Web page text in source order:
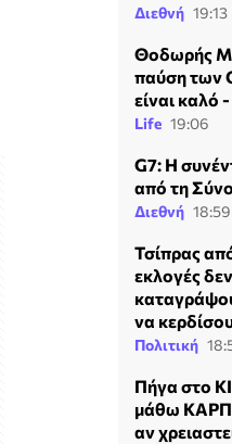
Διεθνή 19:13
Θοδωρής
παύση των
είναι καλό
Life 19:06
G7: Η
από τη
Διεθνή 18:59
Τσίπρας
εκλογές
να
Πολιτική
Πήγα στο
μάθω
αν